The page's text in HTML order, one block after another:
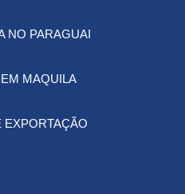
NO PARAGUAI
MAQUILA
EXPORTAÇÃO